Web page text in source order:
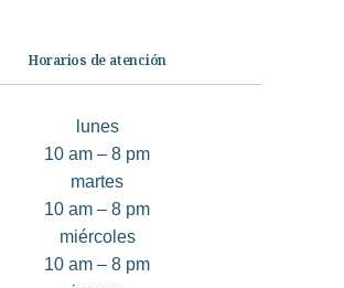
Horarios de atención
lunes
10 am – 8 pm
martes
10 am – 8 pm
miércoles
10 am – 8 pm